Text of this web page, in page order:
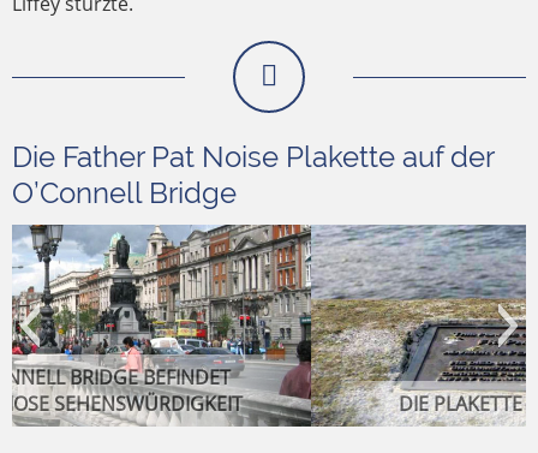
Die Father Pat Noise Plakette auf der
O’Connell Bridge
DIE PLAKETTE FÜR FATHER PAT NOISE